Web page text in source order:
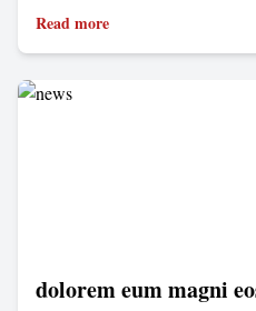
Read more
dolorem eum magni